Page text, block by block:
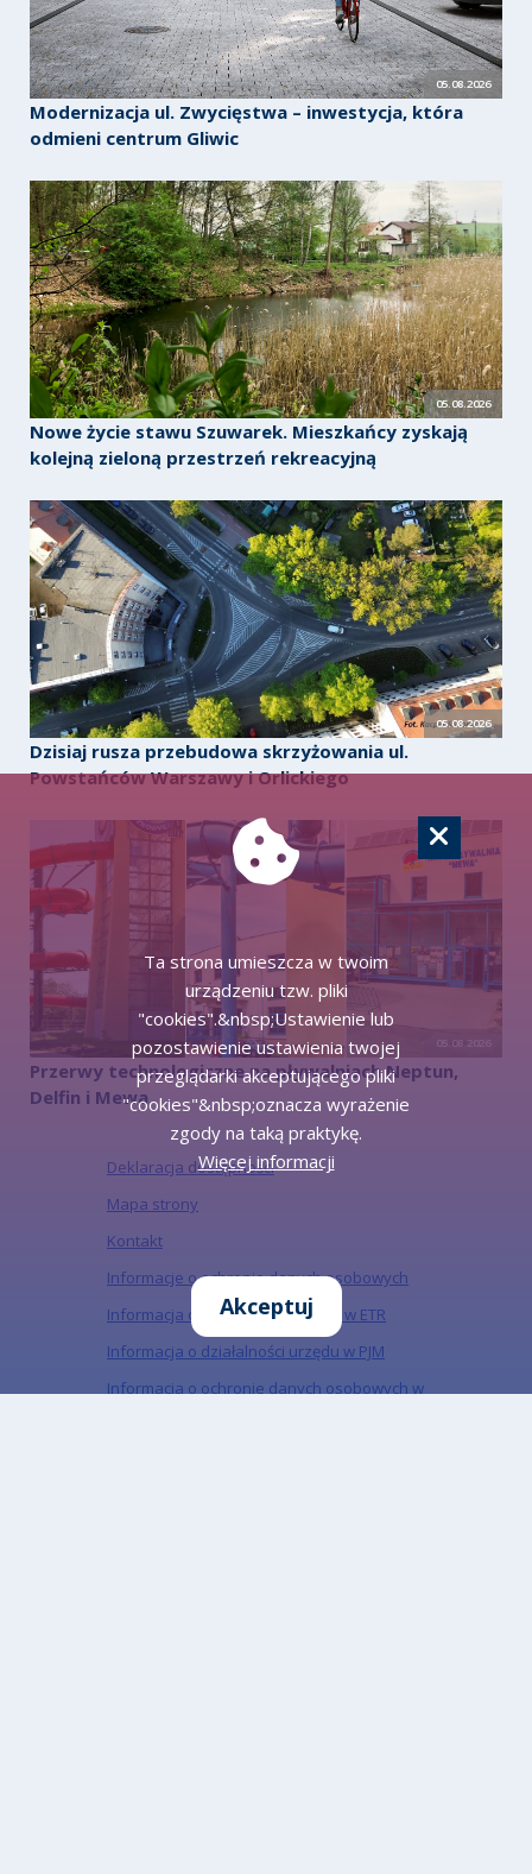
05.08.2026
Modernizacja ul. Zwycięstwa – inwestycja, która
odmieni centrum Gliwic
05.08.2026
Nowe życie stawu Szuwarek. Mieszkańcy zyskają
kolejną zieloną przestrzeń rekreacyjną
05.08.2026
Dzisiaj rusza przebudowa skrzyżowania ul.
Powstańców Warszawy i Orlickiego
05.08.2026
Przerwy technologiczne na pływalniach Neptun,
Delfin i Mewa
Deklaracja dostępności
Mapa strony
Kontakt
Informacje o ochronie danych osobowych
Informacja o działalności Urzędu w ETR
Informacja o działalności urzędu w PJM
Informacja o ochronie danych osobowych w
Ta strona umieszcza w twoim
urządzeniu tzw. pliki
"cookies".&nbsp;Ustawienie lub
pozostawienie ustawienia twojej
przeglądarki akceptującego pliki
"cookies"&nbsp;oznacza wyrażenie
zgody na taką praktykę.
Więcej informacji
Akceptuj